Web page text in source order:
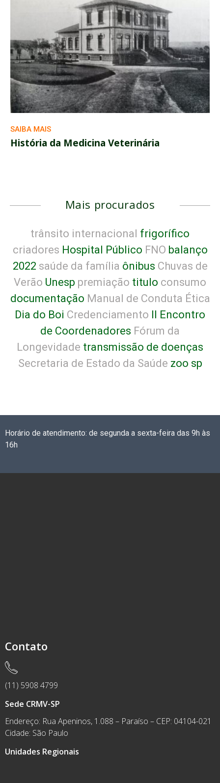
SAIBA MAIS
História da Medicina Veterinária
Mais procurados
trânsito internacional frigorífico
criadores Hospital Público FNO balanço
2022 saúde da família ônibus Chuvas de
Verão Unesp premiação titulo consumo
documentação Manual de Conduta Ética
Dia do Boi Credenciamento II Encontro
de Coordenadores Fórum da
Longevidade transmissão de doenças
Secretaria de Estado da Saúde zoo sp
Horário de atendimento: de segunda a sexta-feira das 9h às
16h
Contato
(11) 5908 4799
Sede CRMV-SP
Endereço: Rua Apeninos, 1.088 – Paraíso – CEP: 04104-021
Cidade: São Paulo
Unidades Regionais